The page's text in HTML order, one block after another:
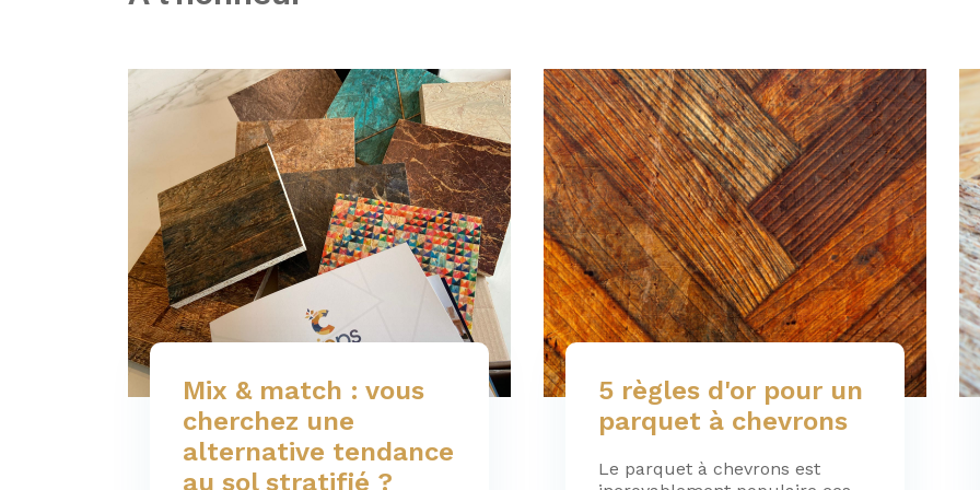
Mix & match : vous
cherchez une
alternative tendance
au sol stratifié ?
5 règles d'or pour un
parquet à chevrons
Le parquet à chevrons est